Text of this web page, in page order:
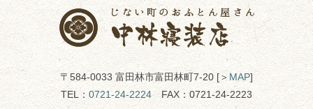
〒584-0033 富田林市富田林町7-20 [＞ MAP]
TEL： 0721-24-2224FAX：0721-24-2223